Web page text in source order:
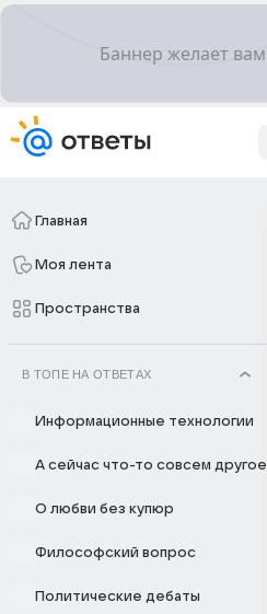
Главная
Моя лента
Пространства
В ТОПЕ НА ОТВЕТАХ
Информационные технологии
А сейчас что-то совсем другое
О любви без купюр
Философский вопрос
Политические дебаты